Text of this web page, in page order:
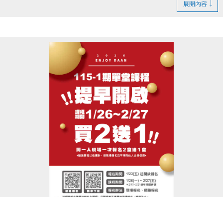
十分鐘後不受理，敬請準時報到！寶礦力於講座結束
後發放，數量有限，送完為止。
國泰綜合醫院Cathay General Hospital
國泰醫療財團法人
展開內容